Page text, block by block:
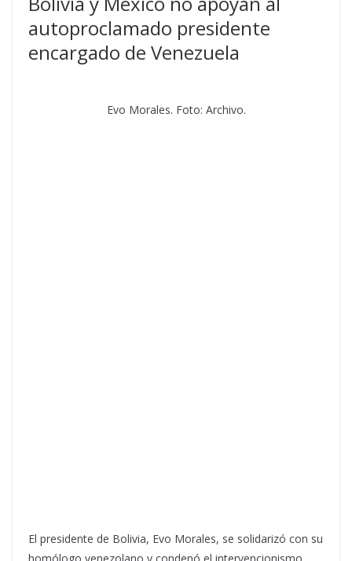
autoproclamado presidente
encargado de Venezuela
Evo Morales. Foto: Archivo.
El presidente de Bolivia, Evo Morales, se solidarizó con su